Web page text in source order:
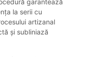
garantează
la serii cu
artizanal
și subliniază